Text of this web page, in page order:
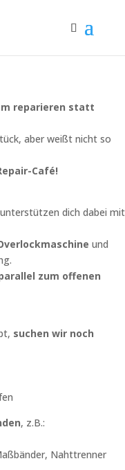
reparieren statt
aber weißt nicht so
Café!
dich dabei mit
und
zum offenen
suchen wir noch
, z.B.:
Nahttrenner